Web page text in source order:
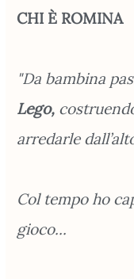
CHI È ROMINA
"Da bambina
Lego,
arredarle
Col tempo ho
gioco...